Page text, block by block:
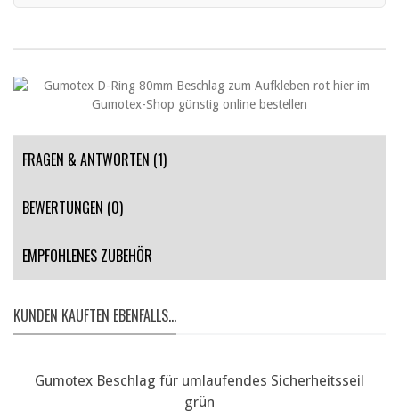
FRAGEN & ANTWORTEN (1)
BEWERTUNGEN (0)
EMPFOHLENES ZUBEHÖR
KUNDEN KAUFTEN EBENFALLS...
Gumotex Beschlag für umlaufendes Sicherheitsseil
grün